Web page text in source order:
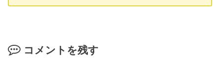
コメントを残す